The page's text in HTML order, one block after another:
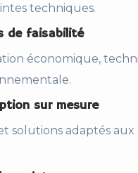
techniques.
de faisabilité
économique,
sur mesure
solutions adaptés aux